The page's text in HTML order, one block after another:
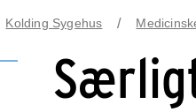
Kolding Sygehus